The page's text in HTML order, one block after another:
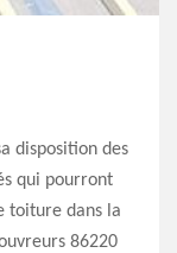
disposition des
qui pourront
toiture dans la
86220